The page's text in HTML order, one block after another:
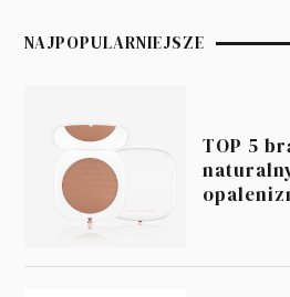
NAJPOPULARNIEJSZE
TOP 5